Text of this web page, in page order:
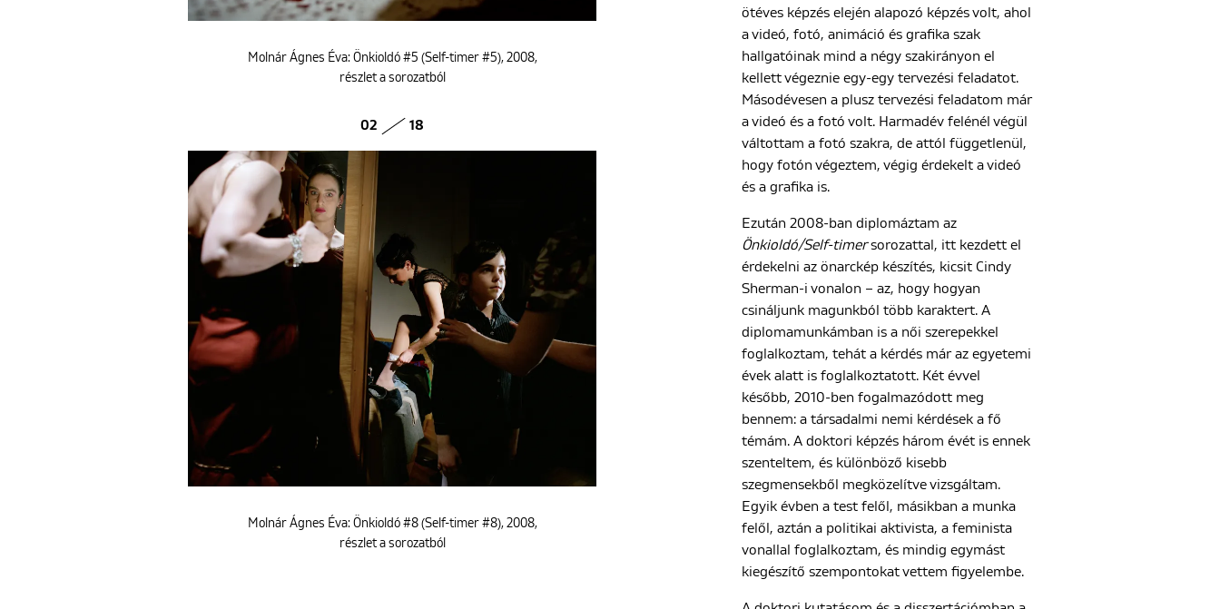
Molnár Ágnes Éva: Önkioldó #5 (Self-timer #5), 2008,
részlet a sorozatból
02 18
Molnár Ágnes Éva: Önkioldó #8 (Self-timer #8), 2008,
részlet a sorozatból
ötéves képzés elején alapozó képzés volt, ahol
a videó, fotó, animáció és grafika szak
hallgatóinak mind a négy szakirányon el
kellett végeznie egy-egy tervezési feladatot.
Másodévesen a plusz tervezési feladatom már
a videó és a fotó volt. Harmadév felénél végül
váltottam a fotó szakra, de attól függetlenül,
hogy fotón végeztem, végig érdekelt a videó
és a grafika is.
Ezután 2008-ban diplomáztam az
Önkioldó/Self-timersorozattal, itt kezdett el
érdekelni az önarckép készítés, kicsit Cindy
Sherman-i vonalon – az, hogy hogyan
csináljunk magunkból több karaktert. A
diplomamunkámban is a női szerepekkel
foglalkoztam, tehát a kérdés már az egyetemi
évek alatt is foglalkoztatott. Két évvel
később, 2010-ben fogalmazódott meg
bennem: a társadalmi nemi kérdések a fő
témám. A doktori képzés három évét is ennek
szenteltem, és különböző kisebb
szegmensekből megközelítve vizsgáltam.
Egyik évben a test felől, másikban a munka
felől, aztán a politikai aktivista, a feminista
vonallal foglalkoztam, és mindig egymást
kiegészítő szempontokat vettem figyelembe.